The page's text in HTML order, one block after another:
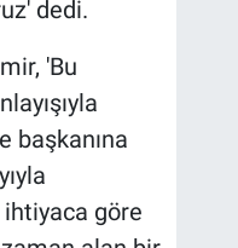
dedi.
'Bu
başkanına
göre